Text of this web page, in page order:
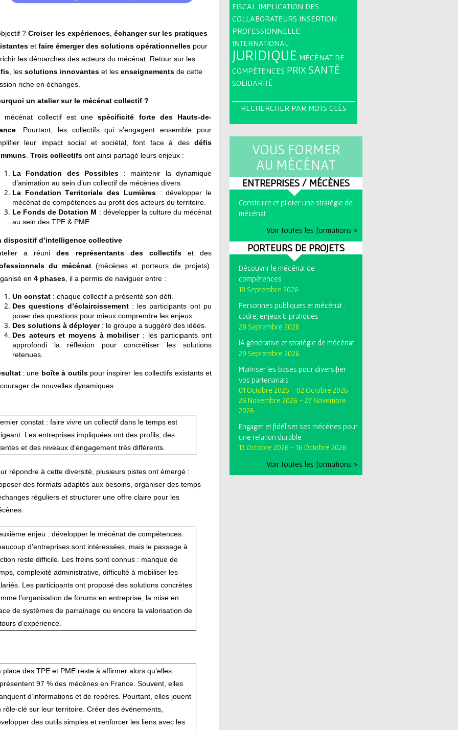
? Croiser les expériences, échanger sur les pratiques
et faire émerger des solutions opérationnelles pour
les démarches des acteurs du mécénat. Retour sur les
, les solutions innovantes et les enseignements de cette
riche en échanges.
un atelier sur le mécénat collectif ?
mécénat collectif est unespécificité forte des Hauts-de-
. Pourtant, les collectifs qui s’engagent ensemble pour
leur impact social et sociétal,
font face à des défis
Trois collectifs ont ainsi partagé leurs enjeux :
La Fondation des Possibles : maintenir la dynamique
d’animation au sein d’un collectif de mécènes divers
La Fondation Territoriale des Lumières : développer le
mécénat de compétences au profit des acteurs du territoire.
Le Fonds de Dotation M : développer la culture du mécénat
au sein des TPE & PME.
dispositif d’intelligence collective
a réunides représentants des collectifsetdes
du mécénat (mécènes et porteurs de projets)
en 4 phases , il a permis de naviguer entre :
Un constat : chaque collectif a présenté son défi.
Des questions d’éclaircissement: les participants ont pu
poser des questions pour mieux comprendre les enjeux.
Des solutions à déployer: le groupe a suggéré des idées
Des acteurs et moyens à mobiliser: les participants ont
approfondi la réflexion pour concrétiser les solutions
retenues.
: une boîte à outilspour inspirer les collectifs existants et
de nouvelles dynamiques.
constat : faire vivre un collectif dans le temps est
Les entreprises impliquées ont des profils, des
et des niveaux d’engagement très différents.
répondre à cette diversité, plusieurs pistes ont émergé :
des formats adaptés aux besoins, organiser des temps
s réguliers et structurer une offre claire pour les
enjeu : développer le mécénat de compétences.
d’entreprises sont intéressées, mais le passage à
reste difficile. Les freins sont connus : manque de
complexité administrative, difficulté à mobiliser les
Les participants ont proposé des solutions concrètes
l’organisation de forums en entreprise, la mise en
de systèmes de parrainage ou encore la valorisation de
d’expérience.
place des TPE et PME reste à affirmer alors qu’elles
97 % des mécènes en France. Souvent, elles
d’informations et de repères. Pourtant, elles jouent
rôle-clé sur leur territoire. Créer des événements,
des outils simples et renforcer les liens avec les
FISCAL IMPLICATION DES
COLLABORATEURS INSERTION
PROFESSIONNELLE
INTERNATIONAL
JURIDIQUE MÉCÉNAT DE
COMPÉTENCES PRIX SANTÉ
SOLIDARITÉ
RECHERCHER PAR MOTS CLÉS
VOUS FORMER
AU MÉCÉNAT
ENTREPRISES / MÉCÈNES
Construire et piloter une stratégie de
mécénat
Voir toutes les formations >
PORTEURS DE PROJETS
Découvrir le mécénat de
compétences
18 Septembre 2026
Personnes publiques et mécénat :
cadre, enjeux & pratiques
28 Septembre 2026
IA générative et stratégie de mécénat
29 Septembre 2026
Maitriser les bases pour diversifier
vos partenariats
01 Octobre 2026 - 02 Octobre 2026
26 Novembre 2026 - 27 Novembre
2026
Engager et fidéliser ses mécénes pour
une relation durable
15 Octobre 2026 - 16 Octobre 2026
Voir toutes les formations >